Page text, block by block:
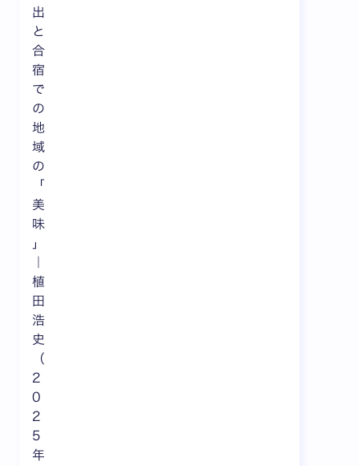
出
と
合
宿
で
の
地
域
の
「
美
味
」
植
田
浩
史
（
2
0
2
5
年